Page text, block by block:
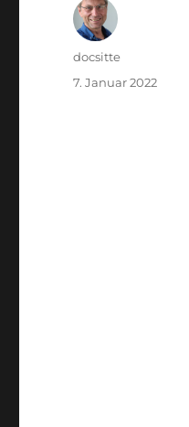
Autor
docsitte
Veröffentlicht
7. Januar 2022